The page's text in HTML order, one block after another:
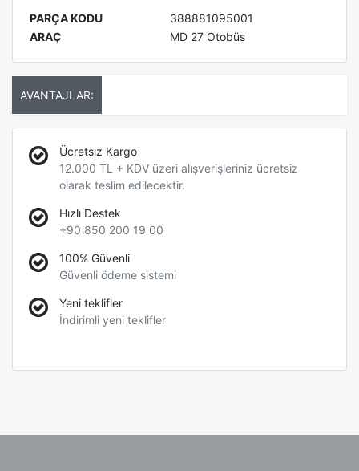
PARÇA KODU
388881095001
ARAÇ
MD 27 Otobüs
AVANTAJLAR:
Ücretsiz Kargo
12.000 TL + KDV üzeri alışverişleriniz ücretsiz
olarak teslim edilecektir.
Hızlı Destek
+90 850 200 19 00
100% Güvenli
Güvenli ödeme sistemi
Yeni teklifler
İndirimli yeni teklifler